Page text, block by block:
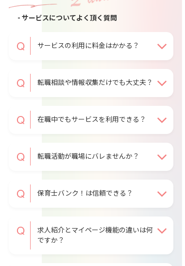
- サービスについてよく頂く質問
サービスの利用に料金はかかる？
転職相談や情報収集だけでも大丈夫？
在職中でもサービスを利用できる？
転職活動が職場にバレませんか？
保育士バンク！は信頼できる？
求人紹介とマイページ機能の違いは何
ですか？